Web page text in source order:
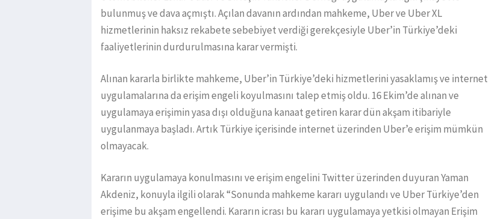
bulunmuş ve dava açmıştı. Açılan davanın ardından mahkeme, Uber ve Uber XL
hizmetlerinin haksız rekabete sebebiyet verdiği gerekçesiyle Uber’in Türkiye’deki
faaliyetlerinin durdurulmasına karar vermişti.
Alınan kararla birlikte mahkeme, Uber’in Türkiye’deki hizmetlerini yasaklamış ve internet
uygulamalarına da erişim engeli koyulmasını talep etmiş oldu. 16 Ekim’de alınan ve
uygulamaya erişimin yasa dışı olduğuna kanaat getiren karar dün akşam itibariyle
uygulanmaya başladı. Artık Türkiye içerisinde internet üzerinden Uber’e erişim mümkün
olmayacak.
Kararın uygulamaya konulmasını ve erişim engelini Twitter üzerinden duyuran Yaman
Akdeniz, konuyla ilgili olarak “Sonunda mahkeme kararı uygulandı ve Uber Türkiye’den
erişime bu akşam engellendi. Kararın icrası bu kararı uygulamaya yetkisi olmayan Erişim